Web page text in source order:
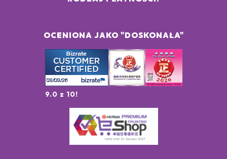
OCENIONA JAKO "DOSKONAŁA"
9.0 z 10!